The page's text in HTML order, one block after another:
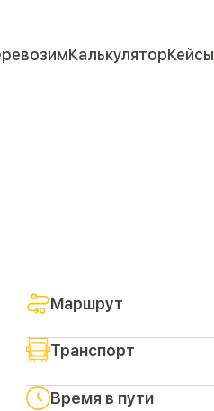
КалькуляторКейсы
Маршрут
Транспорт
Время в пути